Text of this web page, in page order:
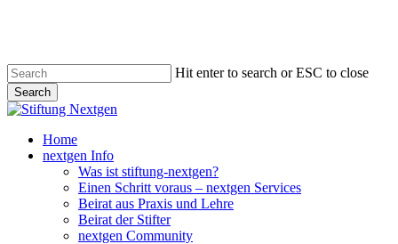
content
Hit enter to search or ESC to close
Search
Close
search
Menu
Home
nextgen Info
Was ist stiftung-nextgen?
Einen Schritt voraus – nextgen Services
Beirat aus Praxis und Lehre
Beirat der Stifter
nextgen Community